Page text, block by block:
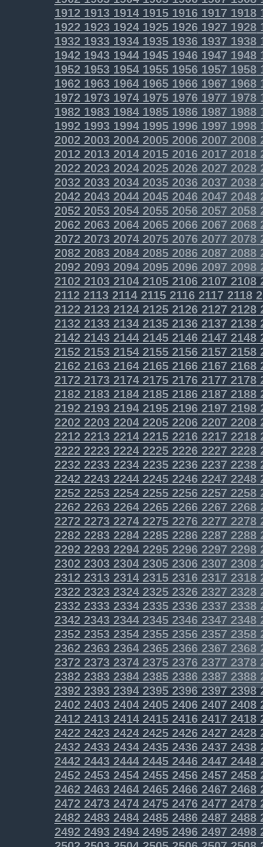
1912191319141915191619171918
1922192319241925192619271928
1932193319341935193619371938
1942194319441945194619471948
195219531954195519561957 1958
196219631964196519661967 1968
197219731974197519761977 1978
198219831984198519861987 1988
199219931994199519961997 1998
200220032004200520062007 2008
201220132014201520162017 2018
202220232024202520262027 2028
203220332034203520362037 2038
204220432044204520462047 2048
205220532054205520562057 2058
206220632064206520662067 2068
207220732074207520762077 2078
208220832084208520862087 2088
209220932094209520962097 2098
2102210321042105210621072108
2112211321142115211621172118
2122212321242125212621272128
2132213321342135213621372138
2142214321442145214621472148
2152215321542155215621572158
2162216321642165216621672168
2172217321742175217621772178
2182218321842185218621872188
2192219321942195219621972198
2202220322042205220622072208
2212221322142215221622172218
2222222322242225222622272228
2232223322342235223622372238
2242224322442245224622472248
2252225322542255225622572258
226222632264226522662267 2268
227222732274227522762277 2278
228222832284228522862287 2288
229222932294229522962297 2298
230223032304230523062307 2308
231223132314231523162317 2318
232223232324232523262327 2328
233223332334233523362337 2338
234223432344234523462347 2348
235223532354235523562357 2358
236223632364236523662367 2368
237223732374237523762377 2378
238223832384238523862387 2388
2392239323942395239623972398
2402240324042405240624072408
2412241324142415241624172418
2422242324242425242624272428
2432243324342435243624372438
2442244324442445244624472448
2452245324542455245624572458
2462246324642465246624672468
2472247324742475247624772478
2482248324842485248624872488
2492249324942495249624972498